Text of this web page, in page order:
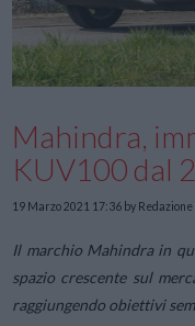
Mahindra,
KUV100 dal
19 Marzo 2021 17:36 by
Il marchio Mahindra in
spazio crescente sul
raggiungendo obiettivi